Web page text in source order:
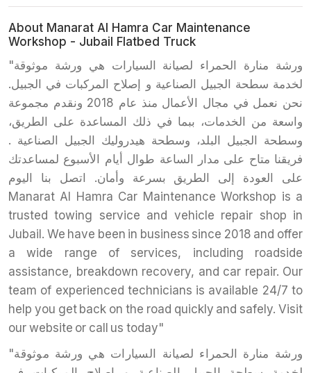
About Manarat Al Hamra Car Maintenance
Workshop - Jubail Flatbed Truck
"ورشة منارة الحمراء لصيانة السيارات هي ورشة موثوقة
لخدمة سطحة الجبيل الصناعية و إصلاح المركبات في الجبيل.
نحن نعمل في مجال الأعمال منذ عام 2018 ونقدم مجموعة
واسعة من الخدمات، ببما في ذلك المساعدة على الطريق،
وسطحة الجبيل البلد، وسطحة هيدروليك الجبيل الصناعية .
فريقنا متاح على مدار الساعة طوال أيام الأسبوع لمساعدتك
على العودة إلى الطريق بسرعة وأمان. اتصل بنا اليوم
Manarat Al Hamra Car Maintenance Workshop is a
trusted towing service and vehicle repair shop in
Jubail. We have been in business since 2018 and offer
a wide range of services, including roadside
assistance, breakdown recovery, and car repair. Our
team of experienced technicians is available 24/7 to
help you get back on the road quickly and safely. Visit
our website or call us today"
"ورشة منارة الحمراء لصيانة السيارات هي ورشة موثوقة